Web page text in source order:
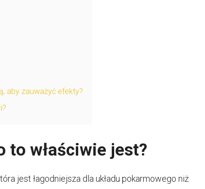
aby zauważyć efekty?
to właściwie jest?
jest łagodniejsza dla układu pokarmowego niż